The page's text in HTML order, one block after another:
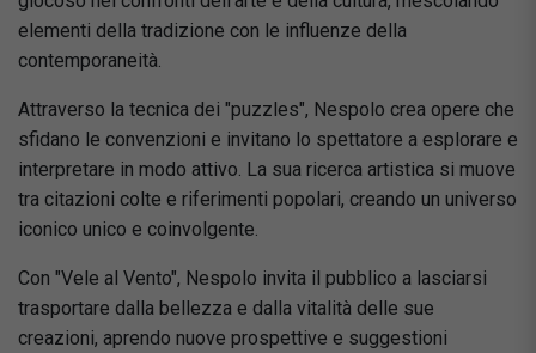
elementi della tradizione con le influenze della
contemporaneità.
Attraverso la tecnica dei "puzzles", Nespolo crea opere che
sfidano le convenzioni e invitano lo spettatore a esplorare e
interpretare in modo attivo. La sua ricerca artistica si muove
tra citazioni colte e riferimenti popolari, creando un universo
iconico unico e coinvolgente.
Con "Vele al Vento", Nespolo invita il pubblico a lasciarsi
trasportare dalla bellezza e dalla vitalità delle sue
creazioni, aprendo nuove prospettive e suggestioni